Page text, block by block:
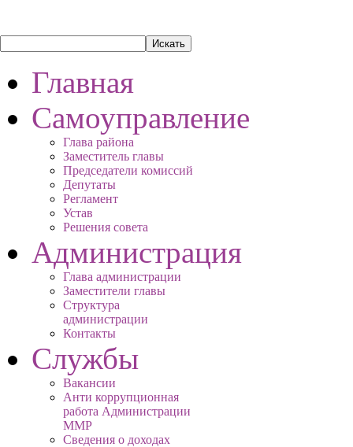
Главная
Самоуправление
Глава района
Заместитель главы
Председатели комиссий
Депутаты
Регламент
Устав
Решения совета
Администрация
Глава администрации
Заместители главы
Структура
администрации
Контакты
Службы
Вакансии
Анти коррупционная
работа Администрации
ММР
Сведения о доходах